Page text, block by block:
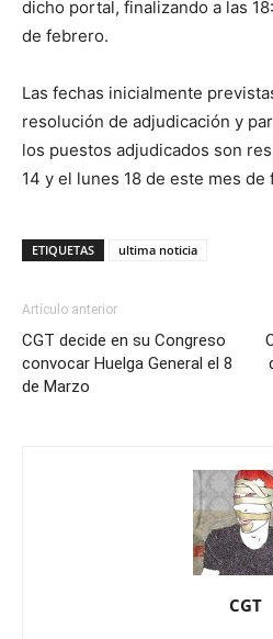
dicho portal, finalizando a las
de febrero.
Las fechas inicialmente
resolución de adjudicación y
los puestos adjudicados son
14 y el lunes 18 de este mes de
ETIQUETAS ultima noticia
Artículo anterior
CGT decide en su Congreso
convocar Huelga General el 8
de Marzo
CGT